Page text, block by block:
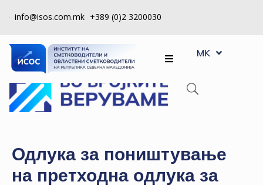
info@isos.com.mk +389 (0)2 3200030
ЗА
НАС
РЕГИСТРИ
НА
КВАЛИТЕТ
MK
SQ
Одлука за поништување
на претходна одлука за